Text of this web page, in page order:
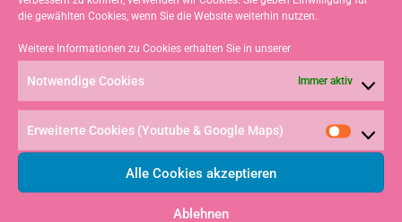
die gewählten Cookies, wenn Sie die Website weiterhin nutzen.
Weitere Informationen zu Cookies erhalten Sie in unserer
Notwendige Cookies Immer aktiv
Erweiterte Cookies (Youtube & Google Maps)
Alle Cookies akzeptieren
Ablehnen